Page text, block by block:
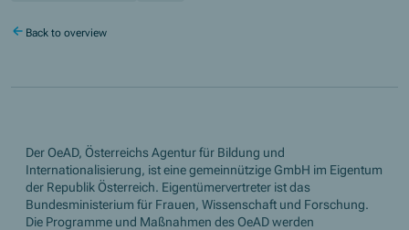
Back to overview
Der OeAD, Österreichs Agentur für Bildung und
Internationalisierung, ist eine gemeinnützige GmbH im Eigentum
der Republik Österreich. Eigentümervertreter ist das
Bundesministerium für Frauen, Wissenschaft und Forschung.
Die Programme und Maßnahmen des OeAD werden